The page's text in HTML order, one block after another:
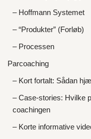
– Hoffmann Systemet
– “Produkter” (Forløb)
– Processen
Parcoaching
– Kort fortalt: Sådan
– Case-stories: Hvilke
coachingen
– Korte informative